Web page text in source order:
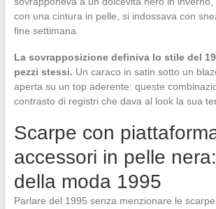
con una cintura in pelle, si indossava con
fine settimana.
La sovrapposizione definiva lo stile del
pezzi stessi. Un caraco in satin sotto un
aperta su un top aderente: queste
contrasto di registri che dava al look la sua
Scarpe con
accessori in pelle
della moda 1995
Parlare del 1995 senza menzionare le